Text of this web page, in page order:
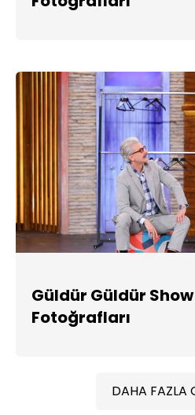
Güldür Güldür
Fotoğrafları
DAHA FAZLA